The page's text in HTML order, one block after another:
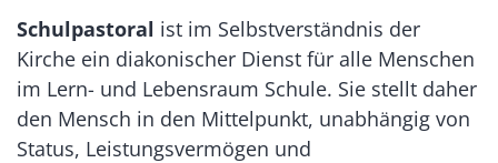
Schulpastoral ist im Selbstverständnis der
Kirche ein diakonischer Dienst für alle Menschen
im Lern- und Lebensraum Schule. Sie stellt daher
den Mensch in den Mittelpunkt, unabhängig von
Status, Leistungsvermögen und